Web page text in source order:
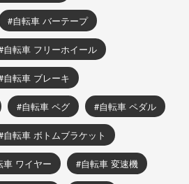
自転車 バーテープ
自転車 フリーホイール
自転車 ブレーキ
自転車 ペグ 自転車 ペダル
自転車 ボトムブラケット
車 ワイヤー 自転車 変速機